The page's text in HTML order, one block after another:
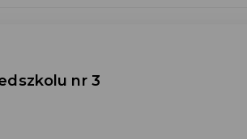
nr 3